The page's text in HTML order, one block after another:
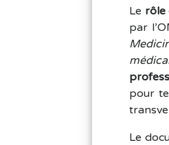
Le rôle
par
pour
Le